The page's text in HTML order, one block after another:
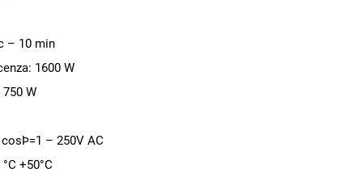
– 10 min
1600 W
W
– 250V AC
+50°C